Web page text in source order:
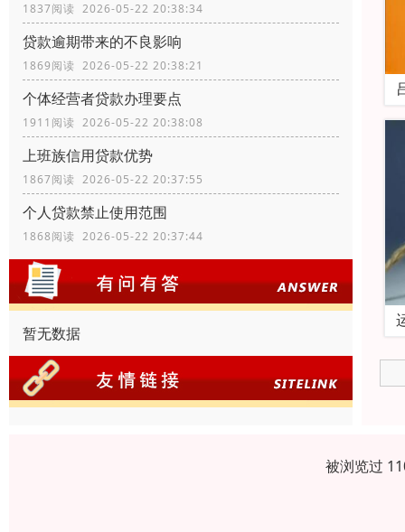
1837阅读 2026-05-22 20:38:34
贷款逾期带来的不良影响
1869阅读 2026-05-22 20:38:21
个体经营者贷款办理要点
1911阅读 2026-05-22 20:38:08
上班族信用贷款优势
1867阅读 2026-05-22 20:37:55
个人贷款禁止使用范围
1868阅读 2026-05-22 20:37:44
暂无数据
被浏览过